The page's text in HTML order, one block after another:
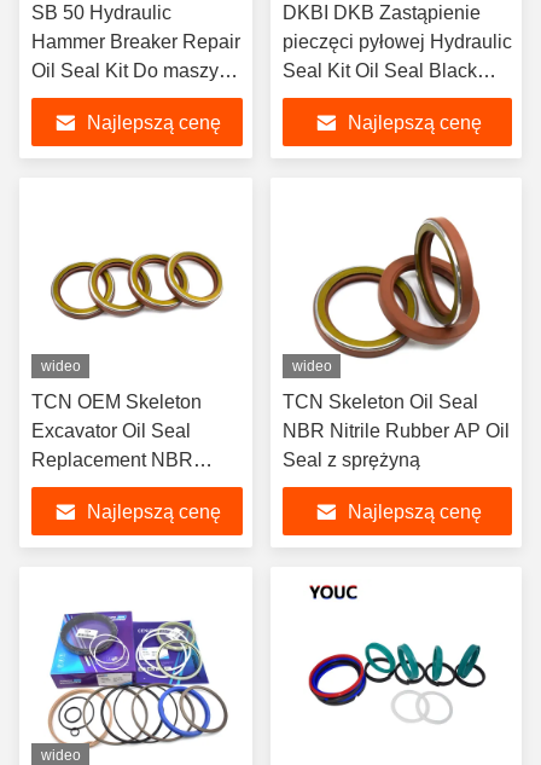
SB 50 Hydraulic
Hammer Breaker Repair
Oil Seal Kit Do maszyny
do młotów SOOSAN
Najlepszą cenę
DKBI DKB Zastąpienie
pieczęci pyłowej Hydraulic
Seal Kit Oil Seal Black
NBR PU Wiper Seal
Najlepszą cenę
wideo
TCN OEM Skeleton
Excavator Oil Seal
Replacement NBR
Hydraulic Seal Kit Do
maszyn ciężkich
Najlepszą cenę
wideo
TCN Skeleton Oil Seal
NBR Nitrile Rubber AP Oil
Seal z sprężyną
Najlepszą cenę
wideo